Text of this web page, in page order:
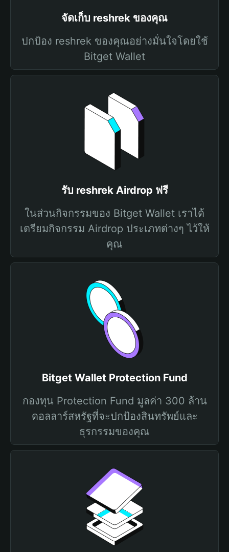
จัดเก็บ reshrek ของคุณ
ปกป้อง reshrek ของคุณอย่างมั่นใจโดยใช้
Bitget Wallet
รับ reshrek Airdrop ฟรี
ในส่วนกิจกรรมของ Bitget Wallet เราได้
เตรียมกิจกรรม Airdrop ประเภทต่างๆ ไว้ให้
คุณ
Bitget Wallet Protection Fund
กองทุน Protection Fund มูลค่า 300 ล้าน
ดอลลาร์สหรัฐที่จะปกป้องสินทรัพย์และ
ธุรกรรมของคุณ